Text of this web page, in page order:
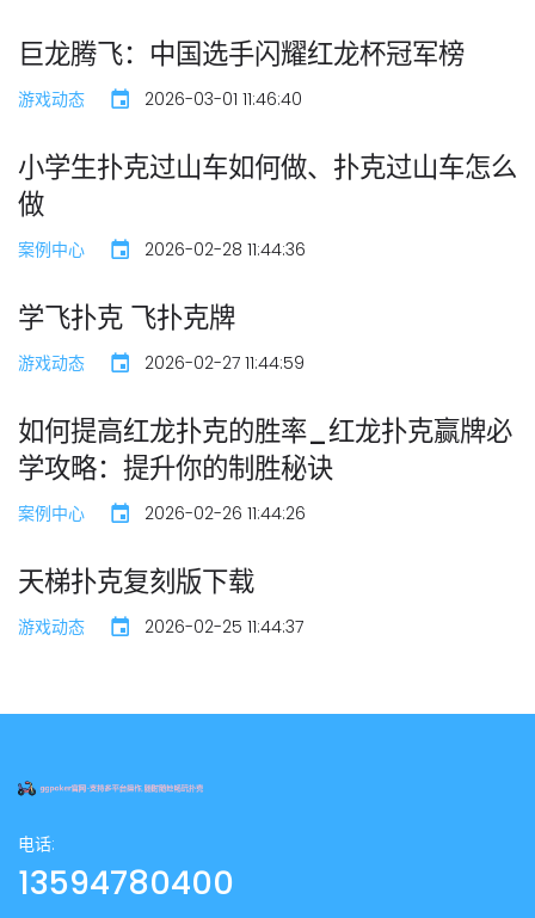
巨龙腾飞：中国选手闪耀红龙杯冠军榜
游戏动态 2026-03-01 11:46:40
小学生扑克过山车如何做、扑克过山车怎么
做
案例中心 2026-02-28 11:44:36
学飞扑克 飞扑克牌
游戏动态 2026-02-27 11:44:59
如何提高红龙扑克的胜率_红龙扑克赢牌必
学攻略：提升你的制胜秘诀
案例中心 2026-02-26 11:44:26
天梯扑克复刻版下载
游戏动态 2026-02-25 11:44:37
电话:
13594780400